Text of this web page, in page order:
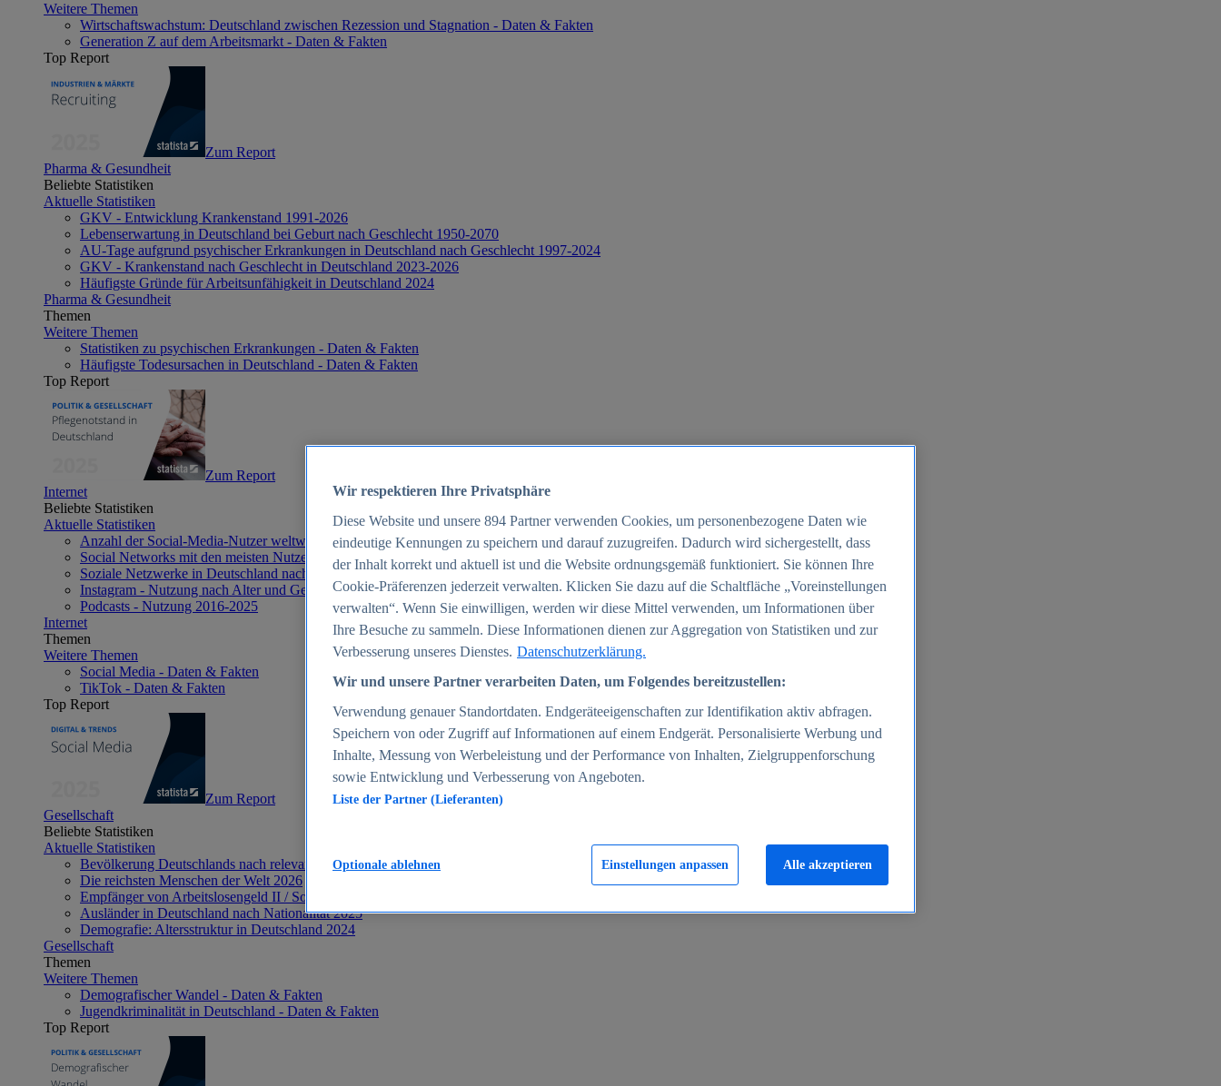
Weitere Themen
Wirtschaftswachstum: Deutschland zwischen Rezession und Stagnation - Daten & Fakten
Generation Z auf dem Arbeitsmarkt - Daten & Fakten
Top Report
Zum Report
Pharma & Gesundheit
Beliebte Statistiken
Aktuelle Statistiken
GKV - Entwicklung Krankenstand 1991-2026
Lebenserwartung in Deutschland bei Geburt nach Geschlecht 1950-2070
AU-Tage aufgrund psychischer Erkrankungen in Deutschland nach Geschlecht 1997-2024
GKV - Krankenstand nach Geschlecht in Deutschland 2023-2026
Häufigste Gründe für Arbeitsunfähigkeit in Deutschland 2024
Pharma & Gesundheit
Themen
Weitere Themen
Statistiken zu psychischen Erkrankungen - Daten & Fakten
Häufigste Todesursachen in Deutschland - Daten & Fakten
Top Report
Zum Report
Internet
Beliebte Statistiken
Aktuelle Statistiken
Anzahl der Social-Media-Nutzer weltweit 2012-2025
Social Networks mit den meisten Nutzern weltweit 2025
Soziale Netzwerke in Deutschland nach Generationen 2025
Instagram - Nutzung nach Alter und Geschlecht in Deutschland 2025
Podcasts - Nutzung 2016-2025
Internet
Themen
Weitere Themen
Social Media - Daten & Fakten
TikTok - Daten & Fakten
Top Report
Zum Report
Gesellschaft
Beliebte Statistiken
Aktuelle Statistiken
Bevölkerung Deutschlands nach relevanten Altersgruppen 2024
Die reichsten Menschen der Welt 2026
Empfänger von Arbeitslosengeld II / Sozialgeld / Bürgergeld in Deutschland 2005-2025
Ausländer in Deutschland nach Nationalität 2025
Demografie: Altersstruktur in Deutschland 2024
Gesellschaft
Themen
Weitere Themen
Demografischer Wandel - Daten & Fakten
Jugendkriminalität in Deutschland - Daten & Fakten
Top Report
Wir respektieren Ihre Privatsphäre
Diese Website und unsere 894 Partner verwenden Cookies, um personenbezogene Daten wie
eindeutige Kennungen zu speichern und darauf zuzugreifen. Dadurch wird sichergestellt, dass
der Inhalt korrekt und aktuell ist und die Website ordnungsgemäß funktioniert. Sie können Ihre
Cookie-Präferenzen jederzeit verwalten. Klicken Sie dazu auf die Schaltfläche „Voreinstellungen
verwalten“. Wenn Sie einwilligen, werden wir diese Mittel verwenden, um Informationen über
Ihre Besuche zu sammeln. Diese Informationen dienen zur Aggregation von Statistiken und zur
Verbesserung unseres Dienstes. Datenschutzerklärung.
Wir und unsere Partner verarbeiten Daten, um Folgendes bereitzustellen:
Verwendung genauer Standortdaten. Endgeräteeigenschaften zur Identifikation aktiv abfragen.
Speichern von oder Zugriff auf Informationen auf einem Endgerät. Personalisierte Werbung und
Inhalte, Messung von Werbeleistung und der Performance von Inhalten, Zielgruppenforschung
sowie Entwicklung und Verbesserung von Angeboten.
Liste der Partner (Lieferanten)
Einstellungen anpassen
Optionale ablehnen Alle akzeptieren